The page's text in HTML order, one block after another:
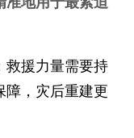
救援力量需要持
，灾后重建更